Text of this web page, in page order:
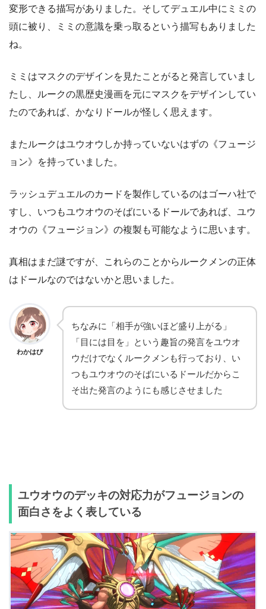
変形できる描写がありました。そしてデュエル中にミミの
頭に被り、ミミの意識を乗っ取るという描写もありました
ね。
ミミはマスクのデザインを見たことがると発言していまし
たし、ルークの黒歴史漫画を元にマスクをデザインしてい
たのであれば、かなりドールが怪しく思えます。
またルークはユウオウしか持っていないはずの《フュージ
ョン》を持っていました。
ラッシュデュエルのカードを製作しているのはゴーハ社で
すし、いつもユウオウのそばにいるドールであれば、ユウ
オウの《フュージョン》の複製も可能なように思います。
真相はまだ謎ですが、これらのことからルークメンの正体
はドールなのではないかと思いました。
わかはぴ
ちなみに「相手が強いほど盛り上がる」
「目には目を」という趣旨の発言をユウオ
ウだけでなくルークメンも行っており、い
つもユウオウのそばにいるドールだからこ
そ出た発言のようにも感じさせました
ユウオウのデッキの対応力がフュージョンの
面白さをよく表している